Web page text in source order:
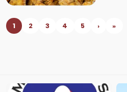
1 2 3 4 5 › »